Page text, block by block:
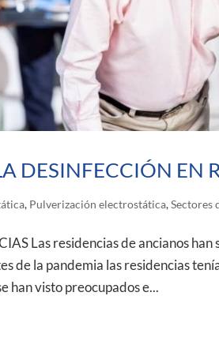
DESINFECCIÓN EN
, Pulverización electrostática,Sectores
Las residencias de ancianos
de la pandemia las residencias
han visto preocupados e...